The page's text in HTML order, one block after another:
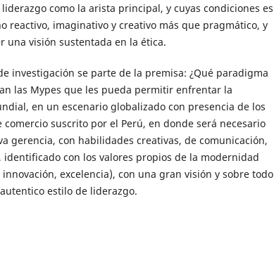
como la arista principal, y cuyas condiciones es
reactivo, imaginativo y creativo más que pragmático, y
una visión sustentada en la ética.
investigación se parte de la premisa: ¿Qué paradigma
las Mypes que les pueda permitir enfrentar la
en un escenario globalizado con presencia de los
suscrito por el Perú, en donde será necesario
gerencia, con habilidades creativas, de comunicación,
con los valores propios de la modernidad
excelencia), con una gran visión y sobre todo
estilo de liderazgo.